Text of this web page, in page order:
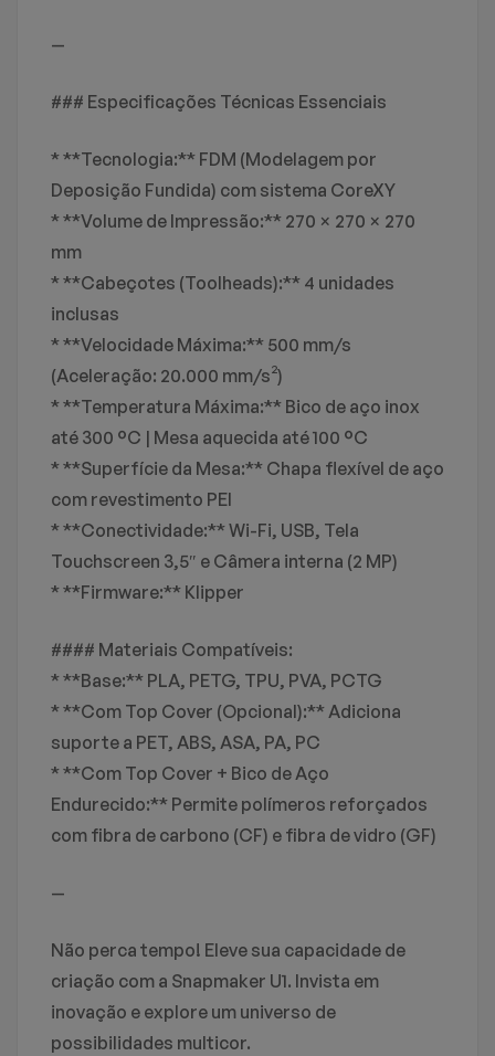
—
### Especificações Técnicas Essenciais
* **Tecnologia:** FDM (Modelagem por
Deposição Fundida) com sistema CoreXY
* **Volume de Impressão:** 270 × 270 × 270
mm
* **Cabeçotes (Toolheads):** 4 unidades
inclusas
* **Velocidade Máxima:** 500 mm/s
(Aceleração: 20.000 mm/s²)
* **Temperatura Máxima:** Bico de aço inox
até 300 °C | Mesa aquecida até 100 °C
* **Superfície da Mesa:** Chapa flexível de aço
com revestimento PEI
* **Conectividade:** Wi-Fi, USB, Tela
Touchscreen 3,5″ e Câmera interna (2 MP)
* **Firmware:** Klipper
#### Materiais Compatíveis:
* **Base:** PLA, PETG, TPU, PVA, PCTG
* **Com Top Cover (Opcional):** Adiciona
suporte a PET, ABS, ASA, PA, PC
* **Com Top Cover + Bico de Aço
Endurecido:** Permite polímeros reforçados
com fibra de carbono (CF) e fibra de vidro (GF)
—
Não perca tempo! Eleve sua capacidade de
criação com a Snapmaker U1. Invista em
inovação e explore um universo de
possibilidades multicor.